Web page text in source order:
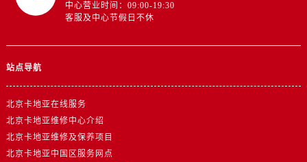
中心营业时间：09:00-19:30
客服及中心节假日不休
站点导航
北京卡地亚在线服务
北京卡地亚维修中心介绍
北京卡地亚维修及保养项目
北京卡地亚中国区服务网点